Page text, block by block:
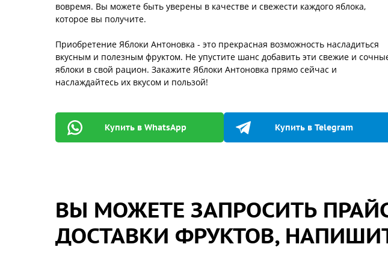
вовремя. Вы можете быть уверены в качестве и свежести каждого яблока,
которое вы получите.
Приобретение Яблоки Антоновка - это прекрасная возможность насладиться
вкусным и полезным фруктом. Не упустите шанс добавить эти свежие и
яблоки в свой рацион. Закажите Яблоки Антоновка прямо сейчас и
наслаждайтесь их вкусом и пользой!
Купить в WhatsApp Купить в Telegram
ВЫ МОЖЕТЕ ЗАПРОСИТЬ
ДОСТАВКИ ФРУКТОВ,